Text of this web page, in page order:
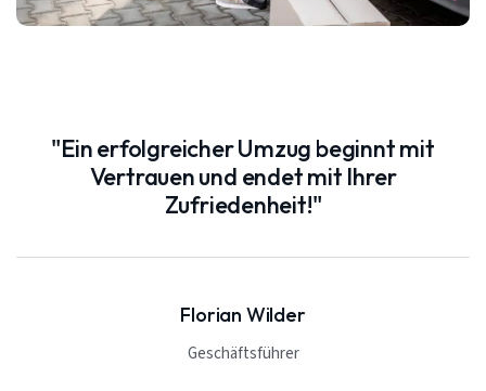
"Ein erfolgreicher Umzug beginnt mit
Vertrauen und endet mit Ihrer
Zufriedenheit!"
Florian Wilder
Geschäftsführer